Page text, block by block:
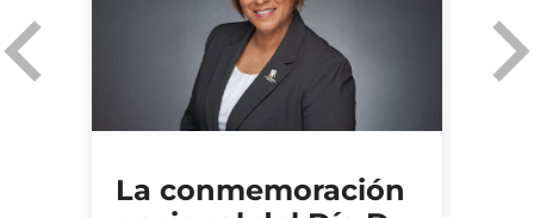
La conmemoración